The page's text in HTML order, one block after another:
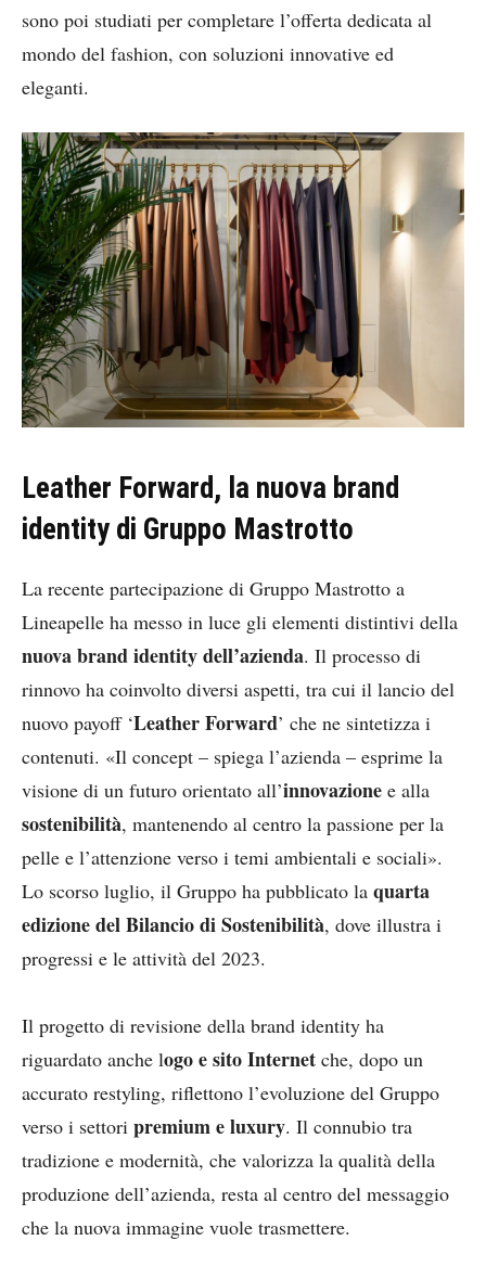
sono poi studiati per completare l’offerta dedicata al
mondo del fashion, con soluzioni innovative ed
eleganti.
Leather Forward, la nuova brand
identity di Gruppo Mastrotto
La recente partecipazione di Gruppo Mastrotto a
Lineapelle ha messo in luce gli elementi distintivi della
nuova brand identity dell’azienda. Il processo di
rinnovo ha coinvolto diversi aspetti, tra cui il lancio del
nuovo payoff ‘Leather Forward’ che ne sintetizza i
contenuti. «Il concept – spiega l’azienda – esprime la
visione di un futuro orientato all’innovazione e alla
sostenibilità, mantenendo al centro la passione per la
pelle e l’attenzione verso i temi ambientali e sociali».
Lo scorso luglio, il Gruppo ha pubblicato la quarta
edizione del Bilancio di Sostenibilità, dove illustra i
progressi e le attività del 2023.
Il progetto di revisione della brand identity ha
riguardato anche logo e sito Internet che, dopo un
accurato restyling, riflettono l’evoluzione del Gruppo
verso i settori premium e luxury. Il connubio tra
tradizione e modernità, che valorizza la qualità della
produzione dell’azienda, resta al centro del messaggio
che la nuova immagine vuole trasmettere.